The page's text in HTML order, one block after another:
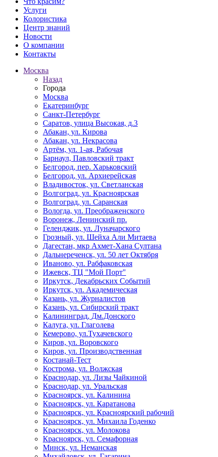
Услуги
Колористика
Центр знаний
Новости
О компании
Контакты
Москва
Назад
Города
Москва
Екатеринбург
Санкт-Петербург
Саратов, улица Высокая, д.3
Абакан, ул. Кирова
Абакан, ул. Некрасова
Артём, ул. 1-ая, Рабочая
Барнаул, Павловский тракт
Белгород, пер. Харьковский
Белгород, ул. Архиерейская
Владивосток, ул. Светланская
Волгоград, ул. Красноярская
Волгоград, ул. Саранская
Вологда, ул. Преображенского
Воронеж, Ленинский пр.
Геленджик, ул. Луначарского
Грозный, ул. Шейха Али Митаева
Дагестан, мкр Ахмет-Хана Султана
Дальнереченск, ул. 50 лет Октября
Иваново, ул. Рабфаковская
Ижевск, ТЦ "Мой Порт"
Иркутск, Декабрьских Событий
Иркутск, ул. Академическая
Казань, ул. Журналистов
Казань, ул. Сибирский тракт
Калининград, Дм.Донского
Калуга, ул. Глаголева
Кемерово, ул.Тухачевского
Киров, ул. Воровского
Киров, ул. Производственная
Костанай-Тест
Кострома, ул. Волжская
Краснодар, ул. Лизы Чайкиной
Краснодар, ул. Уральская
Красноярск, ул. Калинина
Красноярск, ул. Каратанова
Красноярск, ул. Красноярский рабочий
Красноярск, ул. Михаила Годенко
Красноярск, ул. Молокова
Красноярск, ул. Семафорная
Минск, ул. Неманская